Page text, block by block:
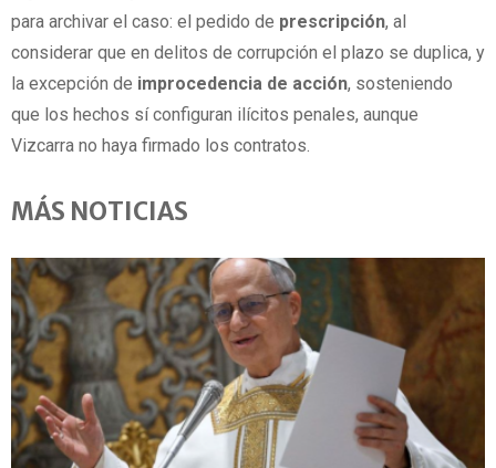
para archivar el caso: el pedido de prescripción, al
considerar que en delitos de corrupción el plazo se duplica, y
la excepción de improcedencia de acción, sosteniendo
que los hechos sí configuran ilícitos penales, aunque
Vizcarra no haya firmado los contratos.
MÁS NOTICIAS